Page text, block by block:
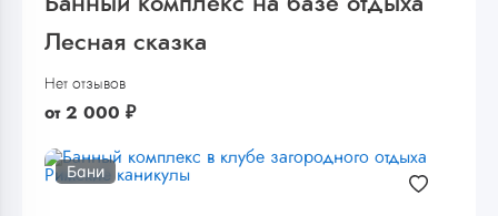
Лесная сказка
Нет отзывов
от 2 000 ₽
Бани